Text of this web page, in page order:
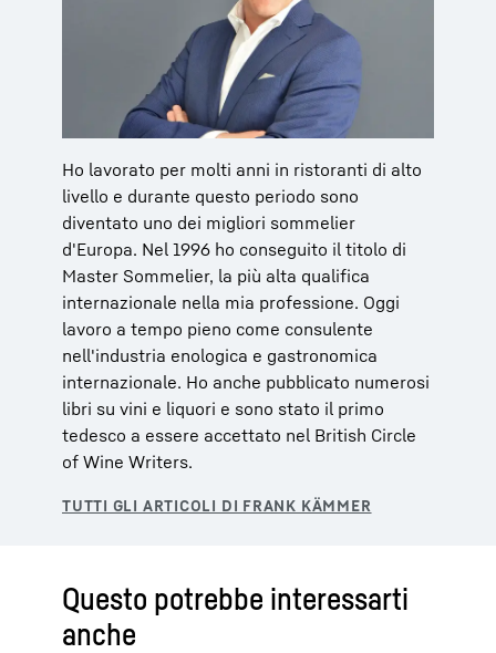
Ho lavorato per molti anni in ristoranti di alto
livello e durante questo periodo sono
diventato uno dei migliori sommelier
d'Europa. Nel 1996 ho conseguito il titolo di
Master Sommelier, la più alta qualifica
internazionale nella mia professione. Oggi
lavoro a tempo pieno come consulente
nell'industria enologica e gastronomica
internazionale. Ho anche pubblicato numerosi
libri su vini e liquori e sono stato il primo
tedesco a essere accettato nel British Circle
of Wine Writers.
Questo potrebbe interessarti
anche